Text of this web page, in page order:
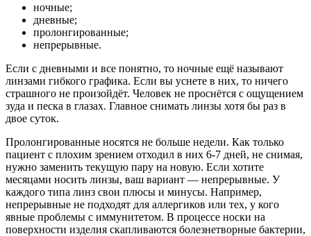
ночные;
дневные;
пролонгированные;
непрерывные.
Если с дневными и все понятно, то ночные ещё называют
линзами гибкого графика. Если вы уснете в них, то ничего
страшного не произойдёт. Человек не проснётся с ощущением
зуда и песка в глазах. Главное снимать линзы хотя бы раз в
двое суток.
Пролонгированные носятся не больше недели. Как только
пациент с плохим зрением отходил в них 6-7 дней, не снимая,
нужно заменить текущую пару на новую. Если хотите
месяцами носить линзы, ваш вариант — непрерывные. У
каждого типа линз свои плюсы и минусы. Например,
непрерывные не подходят для аллергиков или тех, у кого
явные проблемы с иммунитетом. В процессе носки на
поверхности изделия скапливаются болезнетворные бактерии,